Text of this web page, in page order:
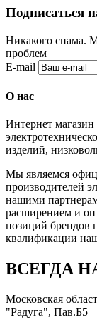
Подписаться
Никакого спама.
проблем
E-mail
О нас
Интернет
изделий,
Мы являемся
производителей
нашими
расширением и
позиций брендов
квалификации
ВСЕГДА
Московская
"Радуга", Пав.Б5